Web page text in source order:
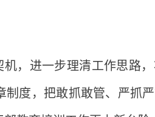
，进一步理清工作思路
度，把敢抓敢管、严抓